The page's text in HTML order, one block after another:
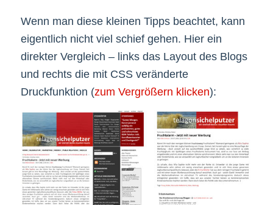
Wenn man diese kleinen Tipps beachtet, kann
eigentlich nicht viel schief gehen. Hier ein
direkter Vergleich – links das Layout des Blogs
und rechts die mit CSS veränderte
Druckfunktion (zum Vergrößern klicken):